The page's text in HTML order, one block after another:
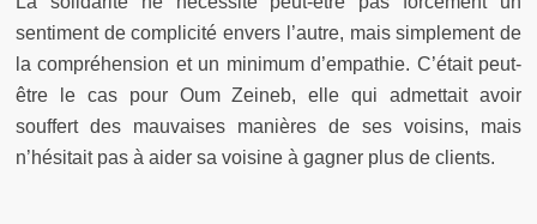
sentiment de complicité envers l’autre, mais simplement de
la compréhension et un minimum d’empathie. C’était peut-
être le cas pour Oum Zeineb, elle qui admettait avoir
souffert des mauvaises manières de ses voisins, mais
n’hésitait pas à aider sa voisine à gagner plus de clients.